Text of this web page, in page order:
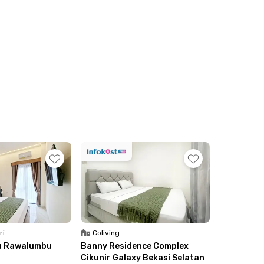
Rawalumbu
Coliving
Banny Residence Complex
Cikunir Galaxy Bekasi Selatan